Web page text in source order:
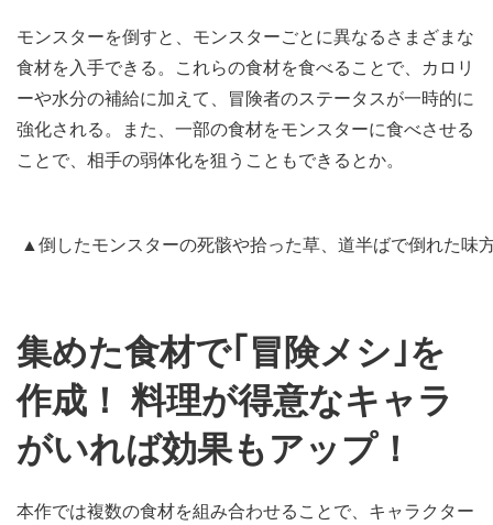
モンスターを倒すと、モンスターごとに異なるさまざまな
食材を入手できる。これらの食材を食べることで、カロリ
ーや水分の補給に加えて、冒険者のステータスが一時的に
強化される。また、一部の食材をモンスターに食べさせる
ことで、相手の弱体化を狙うこともできるとか。
▲倒したモンスターの死骸や拾った草、道半ばで倒れた
集めた食材で｢冒険メシ｣を
作成！ 料理が得意なキャラ
がいれば効果もアップ！
本作では複数の食材を組み合わせることで、キャラクター